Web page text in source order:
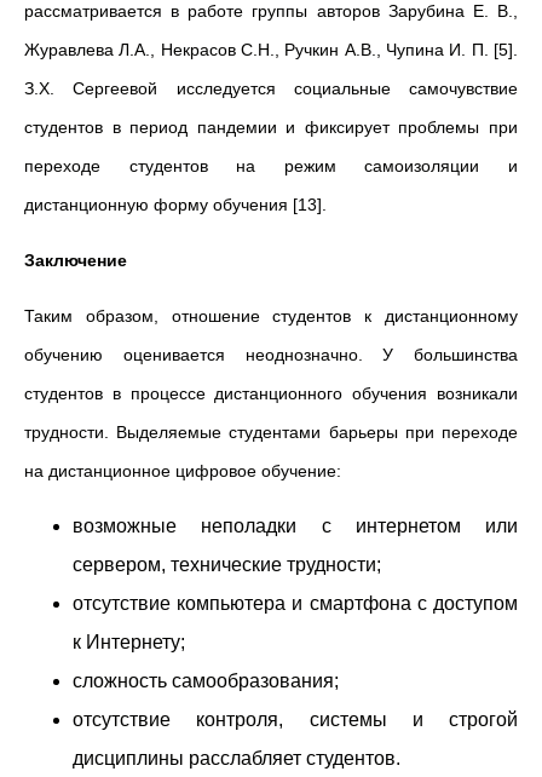
рассматривается в работе группы авторов Зарубина Е. В.,
Журавлева Л.А., Некрасов С.Н., Ручкин А.В., Чупина И. П. [5].
З.Х. Сергеевой исследуется социальные самочувствие
студентов в период пандемии и фиксирует проблемы при
переходе студентов на режим самоизоляции и
дистанционную форму обучения [13].
Заключение
Таким образом, отношение студентов к дистанционному
обучению оценивается неоднозначно. У большинства
студентов в процессе дистанционного обучения возникали
трудности. Выделяемые студентами барьеры при переходе
на дистанционное цифровое обучение:
возможные неполадки с интернетом или
сервером, технические трудности;
отсутствие компьютера и смартфона с доступом
к Интернету;
сложность самообразования;
отсутствие контроля, системы и строгой
дисциплины расслабляет студентов.